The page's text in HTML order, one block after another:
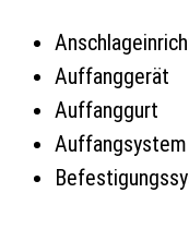
Auffanggerät
Auffanggurt
Auffangsystem